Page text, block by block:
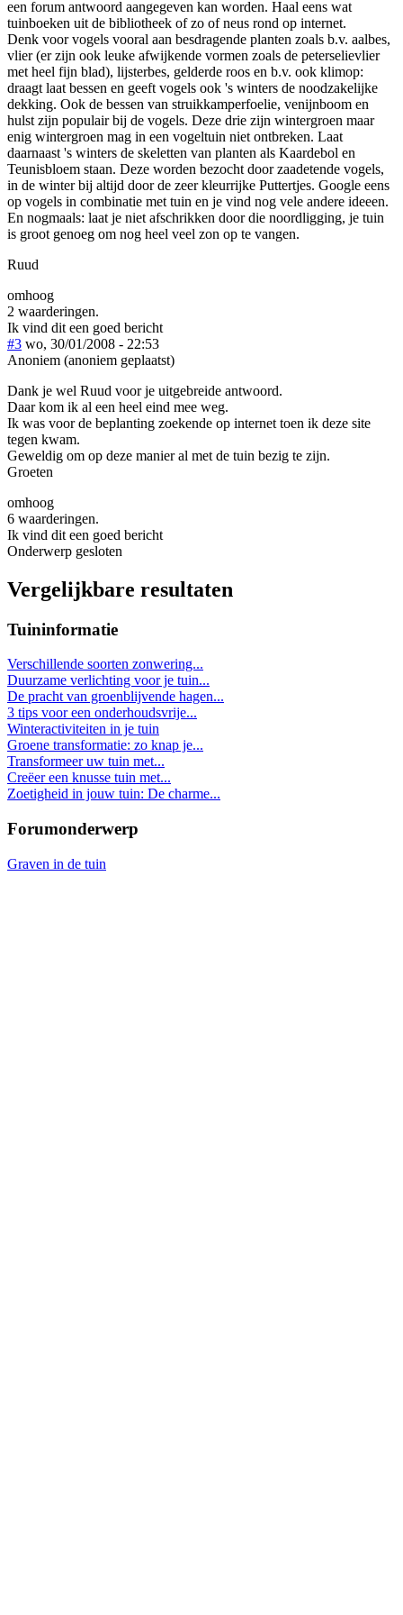
een forum antwoord aangegeven kan worden. Haal eens wat
tuinboeken uit de bibliotheek of zo of neus rond op internet.
Denk voor vogels vooral aan besdragende planten zoals b.v. aalbes,
vlier (er zijn ook leuke afwijkende vormen zoals de peterselievlier
met heel fijn blad), lijsterbes, gelderde roos en b.v. ook klimop:
draagt laat bessen en geeft vogels ook 's winters de noodzakelijke
dekking. Ook de bessen van struikkamperfoelie, venijnboom en
hulst zijn populair bij de vogels. Deze drie zijn wintergroen maar
enig wintergroen mag in een vogeltuin niet ontbreken. Laat
daarnaast 's winters de skeletten van planten als Kaardebol en
Teunisbloem staan. Deze worden bezocht door zaadetende vogels,
in de winter bij altijd door de zeer kleurrijke Puttertjes. Google eens
op vogels in combinatie met tuin en je vind nog vele andere ideeen.
En nogmaals: laat je niet afschrikken door die noordligging, je tuin
is groot genoeg om nog heel veel zon op te vangen.
Ruud
omhoog
2 waarderingen.
Ik vind dit een goed bericht
#3 wo, 30/01/2008 - 22:53
Anoniem (anoniem geplaatst)
Dank je wel Ruud voor je uitgebreide antwoord.
Daar kom ik al een heel eind mee weg.
Ik was voor de beplanting zoekende op internet toen ik deze site
tegen kwam.
Geweldig om op deze manier al met de tuin bezig te zijn.
Groeten
omhoog
6 waarderingen.
Ik vind dit een goed bericht
Onderwerp gesloten
Vergelijkbare resultaten
Tuininformatie
Verschillende soorten zonwering...
Duurzame verlichting voor je tuin...
De pracht van groenblijvende hagen...
3 tips voor een onderhoudsvrije...
Winteractiviteiten in je tuin
Groene transformatie: zo knap je...
Transformeer uw tuin met...
Creëer een knusse tuin met...
Zoetigheid in jouw tuin: De charme...
Forumonderwerp
Graven in de tuin